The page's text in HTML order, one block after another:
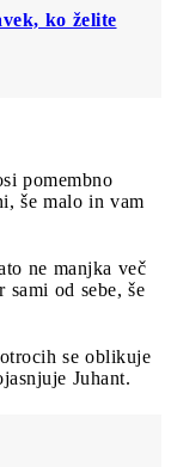
ko želite
pomembno
še malo in vam
ne manjka več
od sebe, še
se oblikuje
Juhant.